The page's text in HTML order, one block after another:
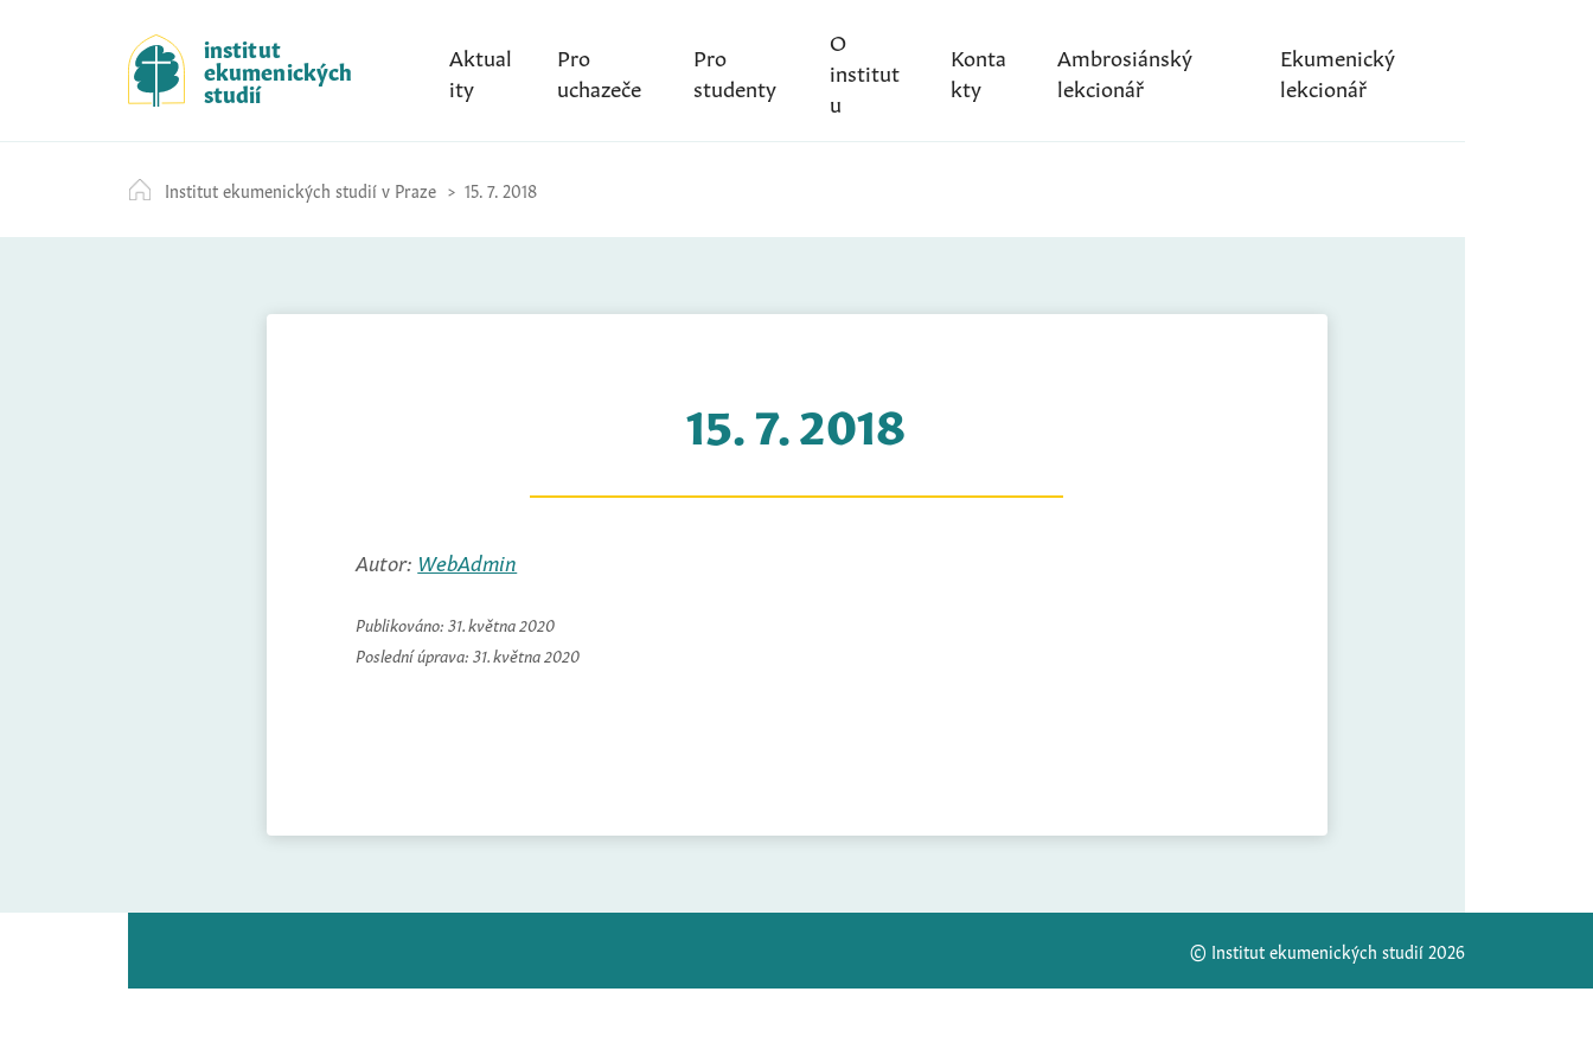
k
i
p
t
c
o
institut
ekumenických
studií
Aktual
ity
Pro
uchazeče
Pro
studenty
O
institut
u
Konta
kty
Ambrosiánský
lekcionář
Ekumenický
lekcionář
Institut ekumenických studií v Praze 15. 7. 2018
15. 7. 2018
Autor: WebAdmin
Publikováno: 31. května 2020
Poslední úprava: 31. května 2020
© Institut ekumenických studií 2026